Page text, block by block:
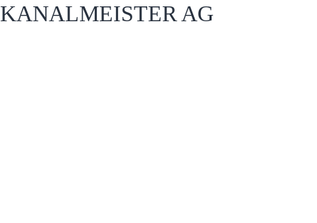
KANALMEISTER AG